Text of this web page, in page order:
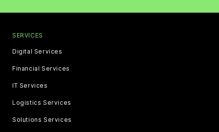
SERVICES
Digital Services
Financial Services
IT Services
Logistics Services
Solutions Services